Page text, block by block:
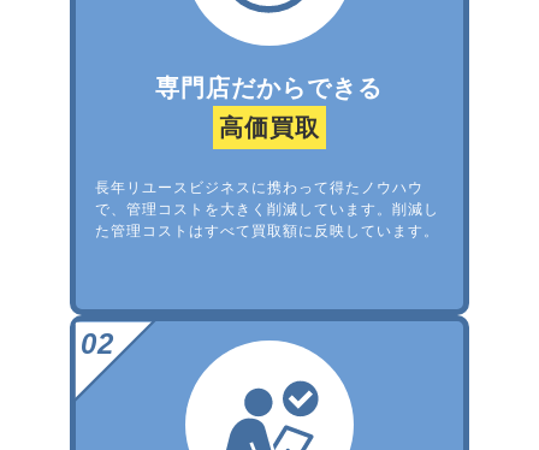
専門店だからできる
高価買取
長年リユースビジネスに携わって得たノウハウ
で、管理コストを大きく削減しています。削減し
た管理コストはすべて買取額に反映しています。